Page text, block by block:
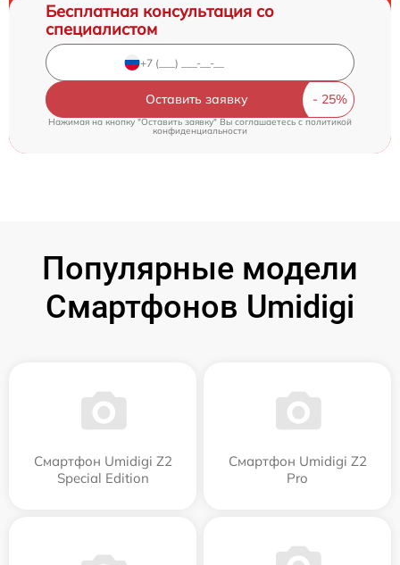
Бесплатная консультация со
специалистом
Оставить заявку
Нажимая на кнопку "Оставить заявку" Вы соглашаетесь c политикой
конфиденциальности
Популярные модели
Смартфонов Umidigi
Смартфон Umidigi Z2
Special Edition
Смартфон Umidigi Z2
Pro